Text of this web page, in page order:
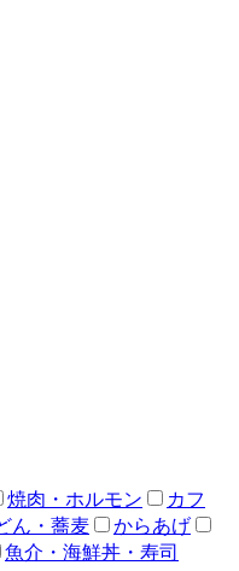
焼肉・ホルモン
カフ
ん・蕎麦
からあげ
魚介・海鮮丼・寿司